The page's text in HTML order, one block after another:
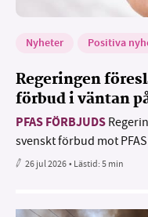
Nyheter Positiva
Regeringen
förbud i väntan
PFAS FÖRBJUDS
svenskt förbud mot
26 jul 2026• Lästid:5 min